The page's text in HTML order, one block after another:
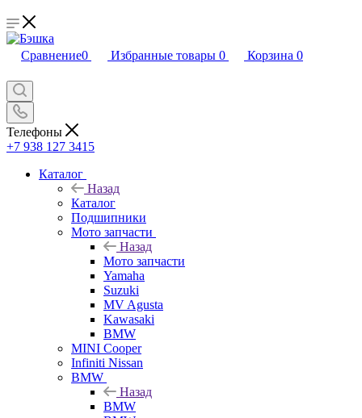
Сравнение0 Избранные товары 0 Корзина 0
Телефоны
+7 938 127 3415
Каталог
Назад
Каталог
Подшипники
Мото запчасти
Назад
Мото запчасти
Yamaha
Suzuki
MV Agusta
Kawasaki
BMW
MINI Cooper
Infiniti Nissan
BMW
Назад
BMW